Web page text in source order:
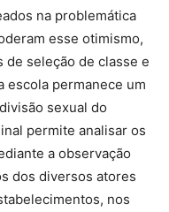
na problemática
esse otimismo,
de seleção de classe e
escola permanece um
sexual do
permite analisar os
a observação
dos diversos atores
nos